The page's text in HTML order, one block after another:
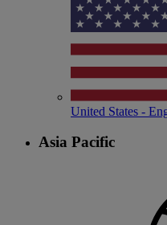
United States -
Asia Pacific